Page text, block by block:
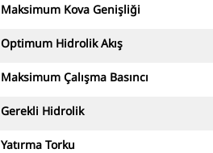
Maksimum Kova Genişliği
Optimum Hidrolik Akış
Maksimum Çalışma Basıncı
Gerekli Hidrolik
Yatırma Torku